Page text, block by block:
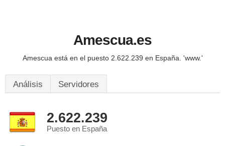
Amescua.es
Amescua está en el puesto 2.622.239 en España. 'www.'
Análisis Servidores
2.622.239
Puesto en España